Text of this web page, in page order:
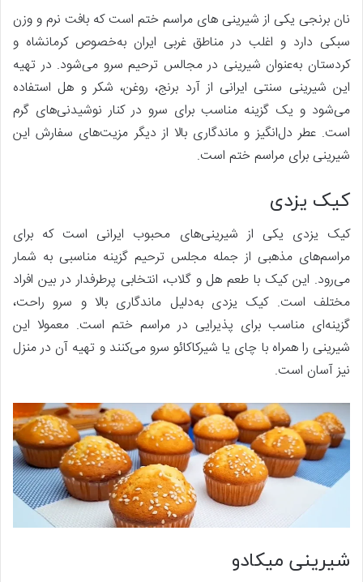
نان برنجی یکی از شیرینی های مراسم ختم است که بافت نرم و وزن
سبکی دارد و اغلب در مناطق غربی ایران به‌خصوص کرمانشاه و
کردستان به‌عنوان شیرینی در مجالس ترحیم سرو می‌شود. در تهیه
این شیرینی سنتی ایرانی از آرد برنج، روغن، شکر و هل استفاده
می‌شود و یک گزینه مناسب برای سرو در کنار نوشیدنی‌های گرم
است. عطر دل‌انگیز و ماندگاری بالا از دیگر مزیت‌های سفارش این
شیرینی برای مراسم ختم است.
کیک یزدی
کیک یزدی یکی از شیرینی‌های محبوب ایرانی است که برای
مراسم‌های مذهبی از جمله مجلس ترحیم گزینه مناسبی به شمار
می‌رود. این کیک با طعم هل و گلاب، انتخابی پرطرفدار در بین افراد
مختلف است. کیک یزدی به‌دلیل ماندگاری بالا و سرو راحت،
گزینه‌ای مناسب برای پذیرایی در مراسم ختم است. معمولا این
شیرینی را همراه با چای یا شیرکاکائو سرو می‌کنند و تهیه آن در منزل
نیز آسان است.
شیرینی میکادو